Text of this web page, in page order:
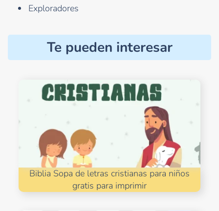
Exploradores
Te pueden interesar
Biblia Sopa de letras cristianas para niños
gratis para imprimir